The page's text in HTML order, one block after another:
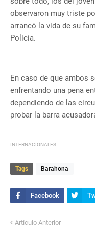
observaron muy triste
arrancó la vida de su
Policía.
En caso de que ambos
enfrentando una pena
dependiendo de las
probar la barra
INTERNACIONALES
Tags Barahona
Artículo Anterior